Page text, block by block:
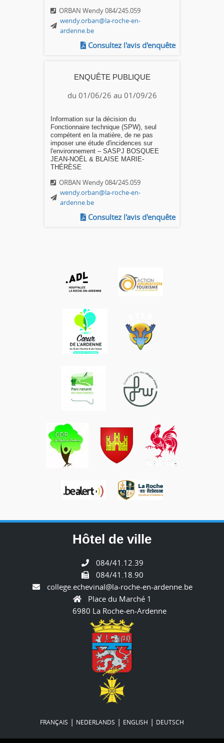
ORBAN Wendy 084/245.059
wendy.orban@la-roche-en-
ardenne.be
Consultez l'avis d'enquête
ENQUÊTE PUBLIQUE
du 01/06/26 au 01/09/26
Information sur la décision du
Fonctionnaire technique (SPW), seul
compétent en la matière, de ne pas
imposer une étude d'incidences sur
l'environnement – SASPJ BOSQUEE
JEAN-NOËL & BLAISE MARIE-
THÉRÈSE
ORBAN Wendy 084/245.059
wendy.orban@la-roche-en-
ardenne.be
Consultez l'avis d'enquête
Hôtel de ville
084/41.12.39
084/41.18.90
college.echevinal@la-roche-en-ardenne.be
Place du Marché 1
6980 La Roche-en-Ardenne
FRANÇAIS | NEDERLANDS | ENGLISH | DEUTSCH